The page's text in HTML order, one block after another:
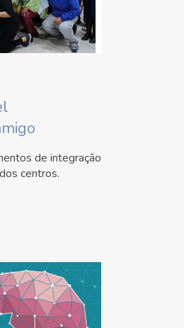
de integração
centros.